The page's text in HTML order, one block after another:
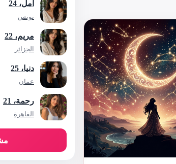
أمل، 24
تونس
مريم، 22
الجزائر
دنيا، 25
عمان
رحمة، 21
القاهرة